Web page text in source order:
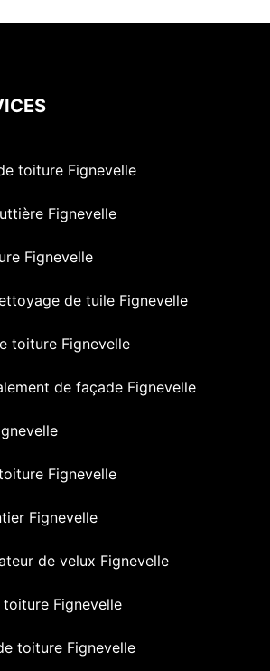
toiture Fignevelle
Fignevelle
Fignevelle
de tuile Fignevelle
toiture Fignevelle
de façade Fignevelle
Fignevelle
Fignevelle
de velux Fignevelle
toiture Fignevelle
toiture Fignevelle